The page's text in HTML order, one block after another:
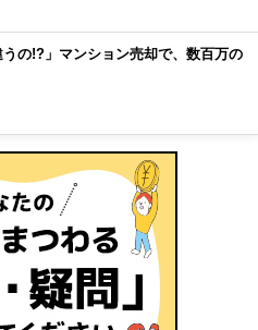
うの!?」マンション売却で、数百万の